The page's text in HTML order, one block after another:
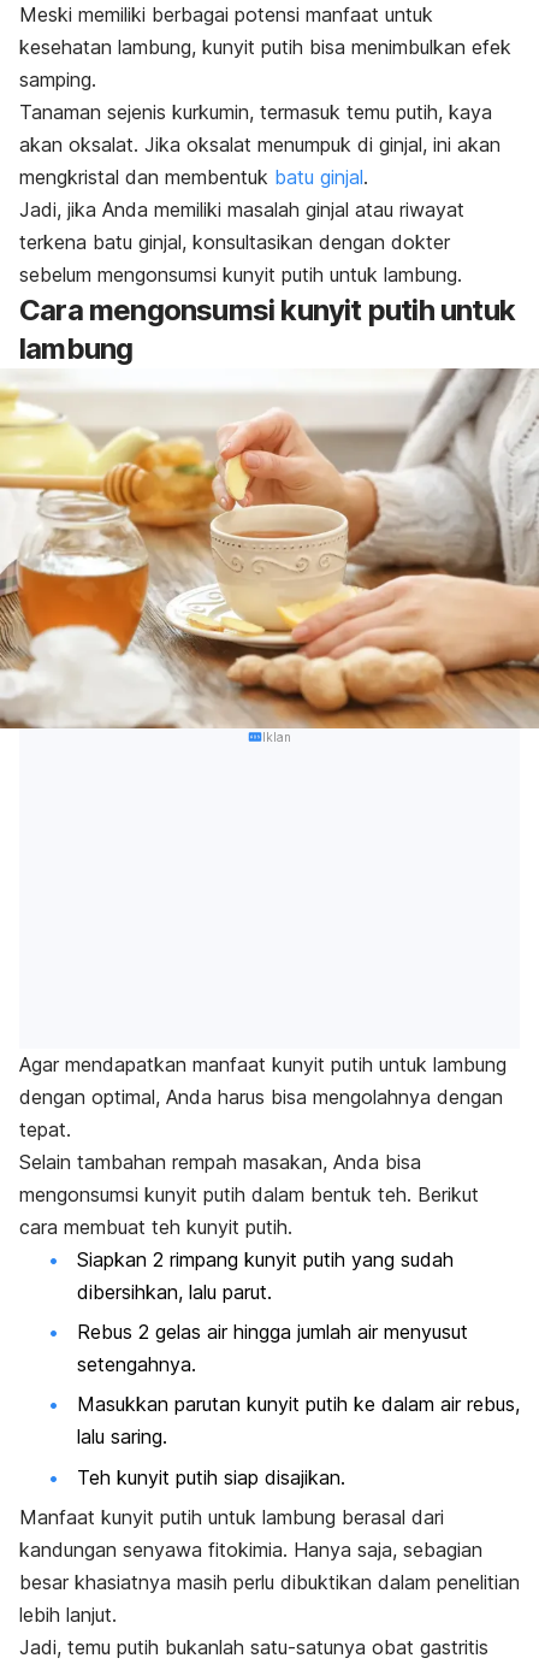
Meski memiliki berbagai potensi manfaat untuk
kesehatan lambung, kunyit putih bisa menimbulkan efek
samping.
Tanaman sejenis kurkumin, termasuk temu putih, kaya
akan oksalat. Jika oksalat menumpuk di ginjal, ini akan
mengkristal dan membentuk batu ginjal.
Jadi, jika Anda memiliki masalah ginjal atau riwayat
terkena batu ginjal, konsultasikan dengan dokter
sebelum mengonsumsi kunyit putih untuk lambung.
Cara mengonsumsi kunyit putih untuk
lambung
Iklan
Agar mendapatkan manfaat kunyit putih untuk lambung
dengan optimal, Anda harus bisa mengolahnya dengan
tepat.
Selain tambahan rempah masakan, Anda bisa
mengonsumsi kunyit putih dalam bentuk teh. Berikut
cara membuat teh kunyit putih.
Siapkan 2 rimpang kunyit putih yang sudah
dibersihkan, lalu parut.
Rebus 2 gelas air hingga jumlah air menyusut
setengahnya.
Masukkan parutan kunyit putih ke dalam air rebus,
lalu saring.
Teh kunyit putih siap disajikan.
Manfaat kunyit putih untuk lambung berasal dari
kandungan senyawa fitokimia. Hanya saja, sebagian
besar khasiatnya masih perlu dibuktikan dalam penelitian
lebih lanjut.
Jadi, temu putih bukanlah satu-satunya obat gastritis